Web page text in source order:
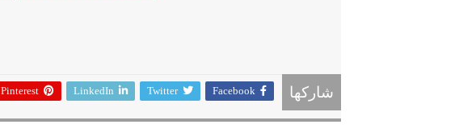
شاركها Facebook
Twitter
LinkedIn
Pinterest